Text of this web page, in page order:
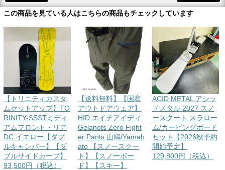
この商品を見ている人はこちらの商品もチェックしています
【トリニティカスタ
ムセットアップ】TO
RINITY-SSSTミディ
アムフロント・リア
DC イエロー【ダブ
ルキャンバー】【ダ
ブルサイドカーブ】
93,500円（税込）
【送料無料】【国産
アウトドアウェア】
HID エイチアイディ
Gelanots Zero Fight
er Pants 山鳩/Yamab
ato 【スノースクー
ト】【スノーボー
ド】【スキー】
ACID METAL アシッ
ドメタル 2027 スノ
ースクート スラロー
ム/カービングボード
セット【2026秋予約
開始予定】
129,800円（税込）